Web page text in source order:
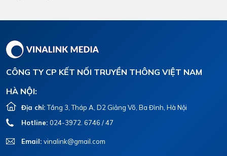
CÔNG TY CP KẾT NỐI TRUYỀN THÔNG VIỆT NAM
HÀ NỘI:
Địa chỉ:Tầng 3, Tháp A, D2 Giảng Võ, Ba Đình, Hà Nội
Hotline: 024-3972. 6746 / 47
Email: vinalink@gmail.com